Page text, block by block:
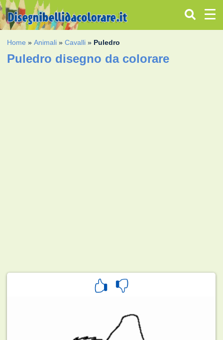
Home »Animali »Cavalli » Puledro
Puledro disegno da colorare